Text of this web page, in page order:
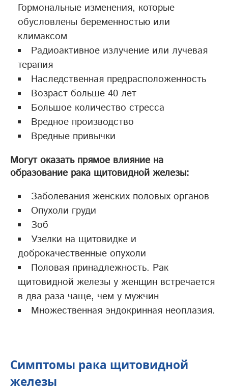
Гормональные изменения, которые
обусловлены беременностью или
климаксом
Радиоактивное излучение или лучевая
терапия
Наследственная предрасположенность
Возраст больше 40 лет
Большое количество стресса
Вредное производство
Вредные привычки
Могут оказать прямое влияние на
образование рака щитовидной железы:
Заболевания женских половых органов
Опухоли груди
Зоб
Узелки на щитовидке и
доброкачественные опухоли
Половая принадлежность. Рак
щитовидной железы у женщин встречается
в два раза чаще, чем у мужчин
Множественная эндокринная неоплазия.
Симптомы рака щитовидной
железы